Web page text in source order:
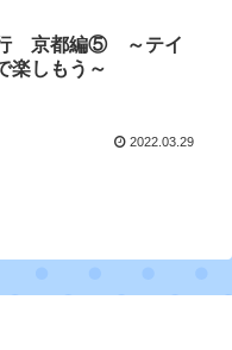
京都編⑤ ～テイ
楽しもう～
2022.03.29